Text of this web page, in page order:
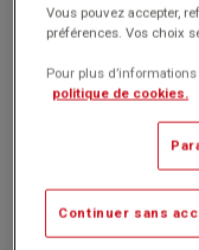
349.00€HT
TTC)
Vous pouvez accepter,
préférences. Vos choix
Pour plus
politique de cookies.
Continuer sans